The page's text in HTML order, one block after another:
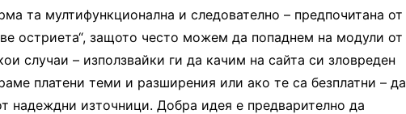
та мултифункционална и следователно – предпочитана от
остриета“, защото често можем да попаднем на модули от
случаи – използвайки ги да качим на сайта си зловреден
платени теми и разширения или ако те са безплатни – да
надеждни източници. Добра идея е предварително да